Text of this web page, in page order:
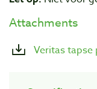
Attachments
Veritas tapse